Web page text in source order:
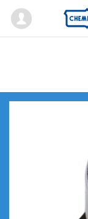
Mypage